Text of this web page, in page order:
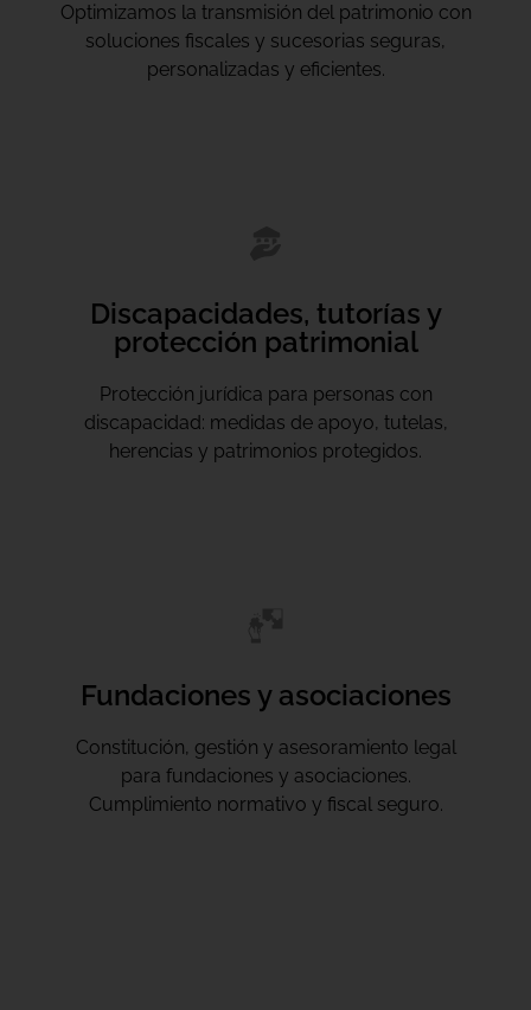
Optimizamos la transmisión del patrimonio con
soluciones fiscales y sucesorias seguras,
personalizadas y eficientes.
Discapacidades, tutorías y
protección patrimonial
Protección jurídica para personas con
discapacidad: medidas de apoyo, tutelas,
herencias y patrimonios protegidos.
Fundaciones y asociaciones
Constitución, gestión y asesoramiento legal
para fundaciones y asociaciones.
Cumplimiento normativo y fiscal seguro.